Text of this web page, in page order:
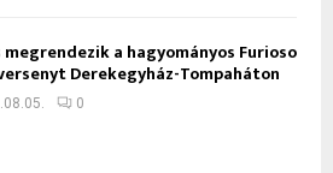
megrendezik a hagyományos Furioso
Derekegyház-Tompaháton
0